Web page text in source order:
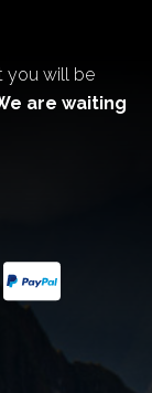
you will be
are waiting